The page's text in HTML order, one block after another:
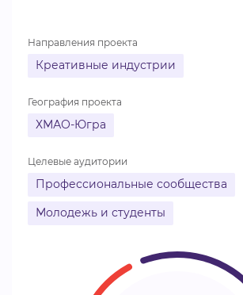
Направления проекта
Креативные индустрии
География проекта
ХМАО-Югра
Целевые аудитории
Профессиональные сообщества
Молодежь и студенты